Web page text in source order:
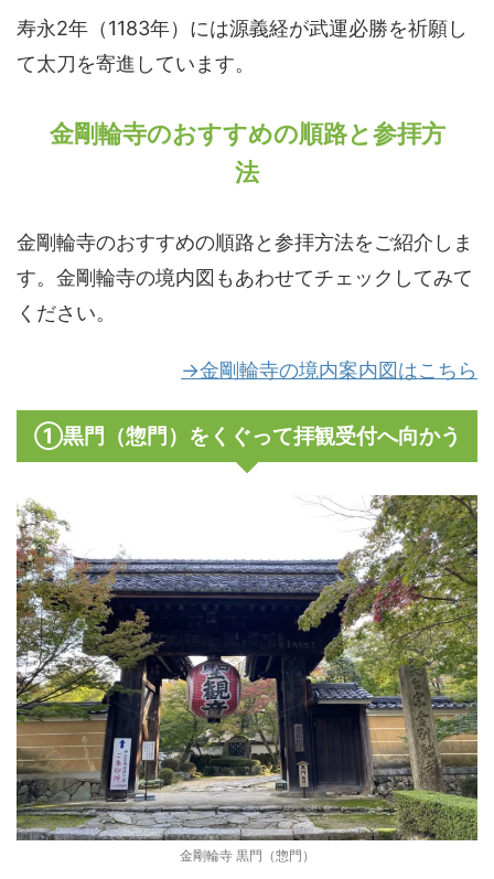
寿永2年（1183年）には源義経が武運必勝を祈願し
て太刀を寄進しています。
金剛輪寺のおすすめの順路と参拝方
法
金剛輪寺のおすすめの順路と参拝方法をご紹介しま
す。金剛輪寺の境内図もあわせてチェックしてみて
ください。
→金剛輪寺の境内案内図はこちら
①黒門（惣門）をくぐって拝観受付へ向かう
金剛輪寺 黒門（惣門）